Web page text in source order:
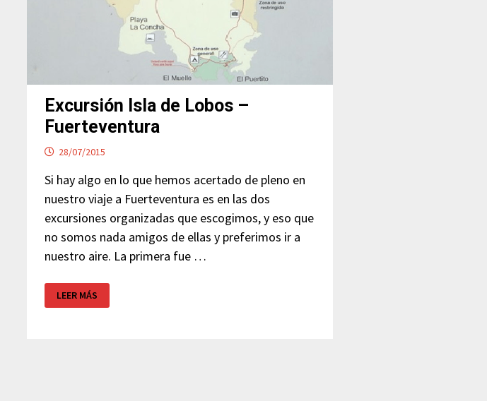
Excursión Isla de Lobos –
Fuerteventura
28/07/2015
Si hay algo en lo que hemos acertado de pleno en
nuestro viaje a Fuerteventura es en las dos
excursiones organizadas que escogimos, y eso que
no somos nada amigos de ellas y preferimos ir a
nuestro aire. La primera fue …
EXCURSIÓN
ISLA
DE
LEER MÁS